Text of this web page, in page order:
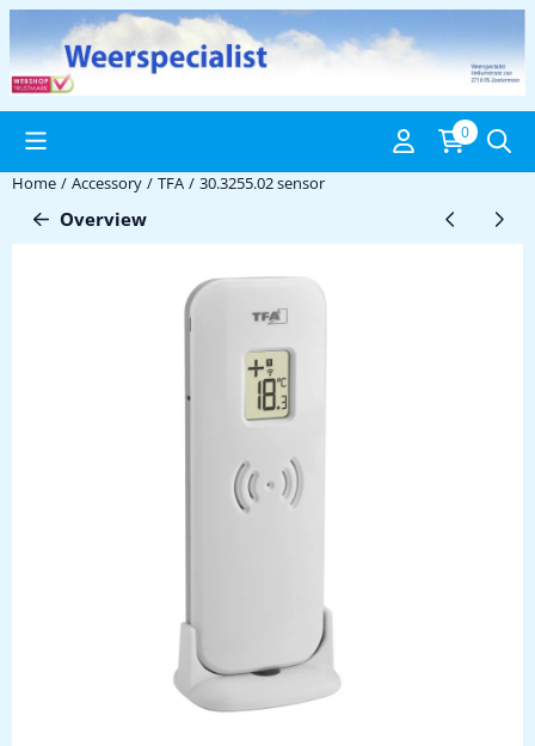
Cookie preferences are available. Choose settings or allow all
0
Home / Accessory / TFA / 30.3255.02 sensor
Overview